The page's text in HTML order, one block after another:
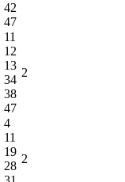
42
47
11
12
13
34
38
47
2
4
11
19
28
2